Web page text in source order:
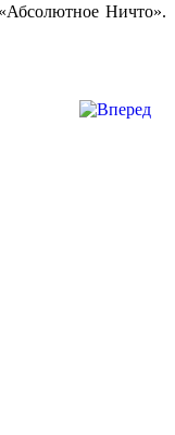
Ничто».